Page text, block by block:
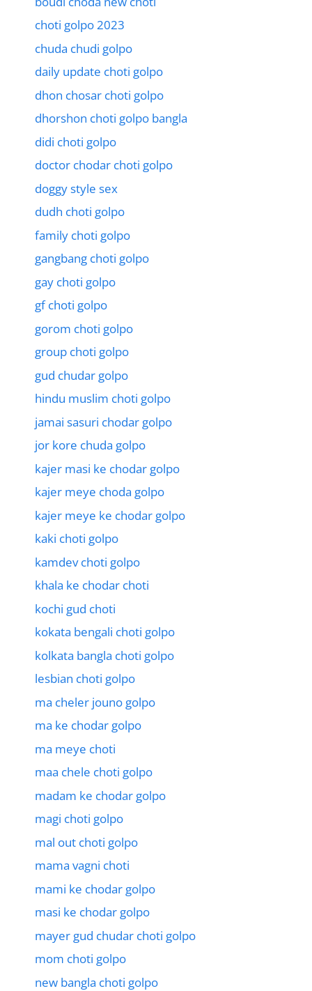
choti golpo 2023
chuda chudi golpo
daily update choti golpo
dhon chosar choti golpo
dhorshon choti golpo bangla
didi choti golpo
doctor chodar choti golpo
doggy style sex
dudh choti golpo
family choti golpo
gangbang choti golpo
gay choti golpo
gf choti golpo
gorom choti golpo
group choti golpo
gud chudar golpo
hindu muslim choti golpo
jamai sasuri chodar golpo
jor kore chuda golpo
kajer masi ke chodar golpo
kajer meye choda golpo
kajer meye ke chodar golpo
kaki choti golpo
kamdev choti golpo
khala ke chodar choti
kochi gud choti
kokata bengali choti golpo
kolkata bangla choti golpo
lesbian choti golpo
ma cheler jouno golpo
ma ke chodar golpo
ma meye choti
maa chele choti golpo
madam ke chodar golpo
magi choti golpo
mal out choti golpo
mama vagni choti
mami ke chodar golpo
masi ke chodar golpo
mayer gud chudar choti golpo
mom choti golpo
new bangla choti golpo